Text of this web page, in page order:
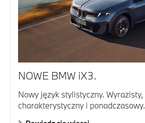
NOWE BMW iX3.
Nowy język stylistyczny. Wyrazisty,
charakterystyczny i ponadczasowy.